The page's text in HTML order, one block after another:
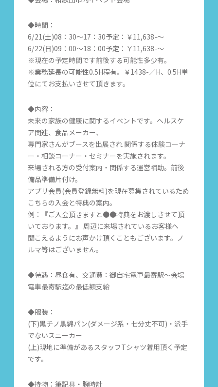
◆時間：
6/21(土)08：30～17：30予定：￥11,638-～
6/22(日)09：00～18：00予定：￥11,638-～
※現在の予定時間です前後する可能性多少有。
※業務延長の可能性0.5H程有。￥1438-／H、0.5H単
位にてお支払いさせて頂きます。
◆内容：
未来の家族の健康に関するイベントです。ヘルスケ
ア関連、食品メーカー、
専門家さんがブースを出展され 関係する体験コーナ
ー・相談コーナー・セミナーを実施されます。
来場される方の受付案内・関係する運営補助。前後
備品準備片付け。
アプリ会員(会員登録無料)を現在募集されているため
こちらの入会と特典の案内。
例：『ご入会頂きますと●●特典をお渡しさせて頂
いております。』 周辺に来場されているお客様へ
聞こえるようにお声かけ頂くこともございます。ノ
ルマ等はございません。
◆待遇：昼食有、交通費：御自宅電車最寄駅〜会場
電車最寄駅迄の最低額支給
◆服装：
(下)黒チノ黒綿パン(ダメージ系・七分丈不可)・派手
でないスニーカー
(上)現地に準備があるスタッフTシャツ着用頂く予定
です。
◆持物：筆記具・腕時計